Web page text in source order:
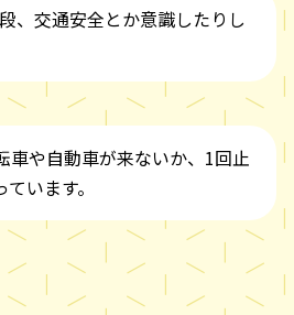
、交通安全とか意識したりし
車や自動車が来ないか、1回止
います。